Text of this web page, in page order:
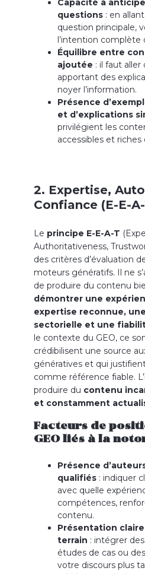
Capacité à
questions: en
question principale,
l’intention complète
Équilibre entre
ajoutée : il faut
apportant des
noyer l’information.
Présence
et d’explications
privilégient les
accessibles et riches
2. Expertise,
Confiance (E-E-
Le principe E-E-A-T
Authoritativeness,
des critères d’évaluation
moteurs génératifs. Il ne
de produire du contenu
démontrer une
expertise reconnue,
sectorielle et une
le contexte du GEO, ce
crédibilisent une source
génératives et qui
comme référence fiable.
produire du contenu
et constamment
Facteurs de
GEO liés à la
Présence
qualifiés: indiquer
avec quelle
compétences,
contenu.
Présentation
terrain : intégrer
études de cas ou
votre discours plus